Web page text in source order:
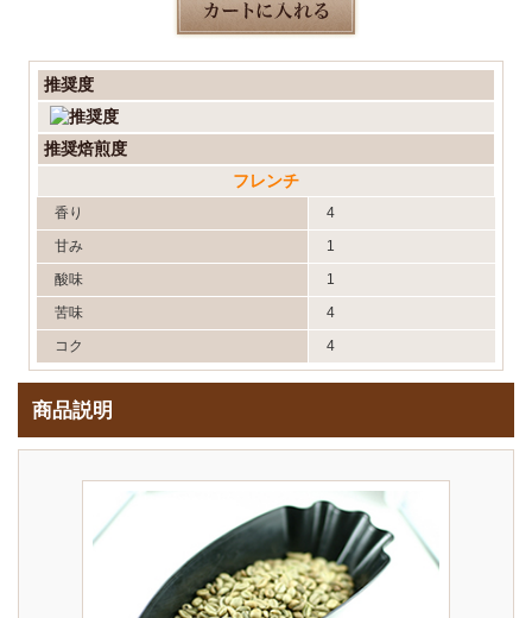
推奨度
推奨焙煎度
フレンチ
香り
4
甘み
1
酸味
1
苦味
4
コク
4
商品説明